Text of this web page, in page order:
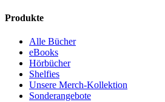
Produkte
Alle Bücher
eBooks
Hörbücher
Shelfies
Unsere Merch-Kollektion
Sonderangebote